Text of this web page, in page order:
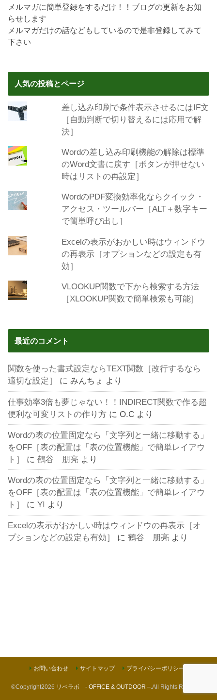
メルマガに簡単登録をするだけ！！ブログの更新をお知
らせします
メルマガだけの話などもしているので是非登録してみて
下さい
人気の投稿とページ
差し込み印刷で条件表示させるにはIF文
［自動判断で切り替えるには応用で解
決］
Wordの差し込み印刷機能の解除は標準
のWord文書に戻す［ボタンが押せない
時はリストの再設定］
WordのPDF変換効率化ならクイック・
アクセス・ツールバー［ALT＋数字キー
で簡単呼び出し］
Excelの表示がおかしい時はウィンドウ
の再表示［オプションなどの設定も有
効］
VLOOKUP関数で下から検索する方法
［XLOOKUP関数で簡単検索も可能]
最近のコメント
関数を使った書式設定ならTEXT関数［改行するなら
適切な設定］
にみんちょ より
仕事効率3倍も夢じゃない！！INDIRECT関数で作る超
便利な可変リストの作り方 にO.C より
Wordの表の位置固定なら「文字列と一緒に移動する」
をOFF［表の配置は「表の位置機能」で簡単レイアウ
ト］
に鶴谷 朋亮 より
Wordの表の位置固定なら「文字列と一緒に移動する」
をOFF［表の配置は「表の位置機能」で簡単レイアウ
ト］
にYI より
Excelの表示がおかしい時はウィンドウの再表示［オ
プションなどの設定も有効］
に鶴谷 朋亮 より
お問い合わせ サイトマップ プライバシーポリシー
©Copyright2026 リベラボ - OFFICE & OUTDOOR – .All Rights Reserved.